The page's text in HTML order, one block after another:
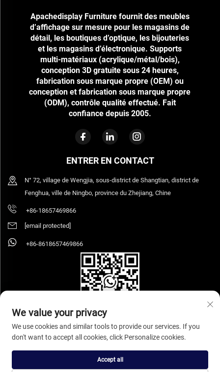
Apachedisplay Furniture fournit des meubles
d’affichage sur mesure pour les magasins de
détail, les boutiques d’optique, les bijouteries
et les magasins d’électronique. Supports
multi-matériaux (acrylique/métal/bois),
conception 3D gratuite sous 24 heures,
fabrication sous marque propre (OEM) ou
conception et fabrication sous marque propre
(ODM), contrôle qualité effectué. Fait
confiance depuis 2005.
ENTRER EN CONTACT
N° 72, village de Wengjia, sous-district de Shangtian, district de
Fenghua, ville de Ningbo, province du Zhejiang, Chine
+86-18657469866
[email protected]
+86-8618657469866
Copyright © 2026 Ningbo Sihooz Furniture Industry And Trade Co., Ltd. Tous
droits réservés. Politique de confidentialité
We value your privacy
We use cookies and similar tools to provide our services. If you
don't want to accept all cookies, click Personalize cookies.
Accept all